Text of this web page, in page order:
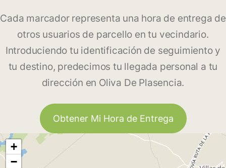
Cada marcador representa una hora de entrega de
otros usuarios de parcello en tu vecindario.
Introduciendo tu identificación de seguimiento y
tu destino, predecimos tu llegada personal a tu
dirección en Oliva De Plasencia.
Obtener Mi Hora de Entrega
+
−